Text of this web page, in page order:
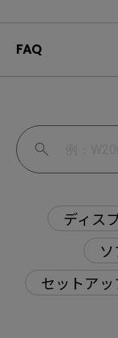
FAQ
ディス
セットア